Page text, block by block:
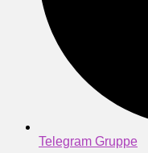
Telegram Gruppe